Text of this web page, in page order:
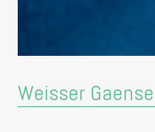
Weisser